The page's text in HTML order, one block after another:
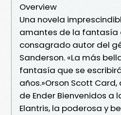
Overview
Una novela
amantes de la fantasía
consagrado autor del
Sanderson. «La más
fantasía que se
años.»Orson Scott
de Ender Bienvenidos a
Elantris, la poderosa y